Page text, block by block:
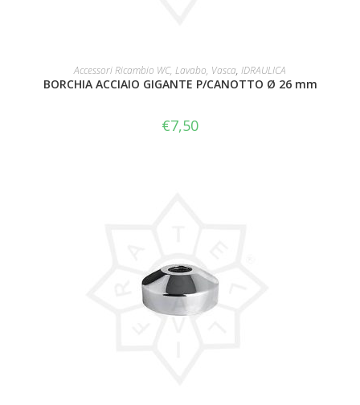
AGGIUNGI AL CARRELLO
Accessori Ricambio WC, Lavabo, Vasca, IDRAULICA
BORCHIA ACCIAIO GIGANTE P/CANOTTO Ø 26 mm
€7,50